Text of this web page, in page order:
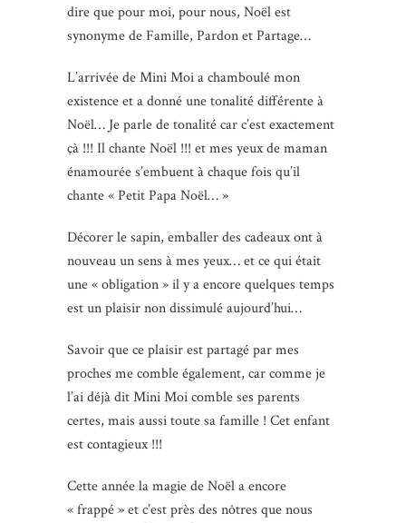
dire que pour moi, pour nous, Noël est
synonyme de Famille, Pardon et Partage…
L’arrivée de Mini Moi a chamboulé mon
existence et a donné une tonalité différente à
Noël… Je parle de tonalité car c’est exactement
çà !!! Il chante Noël !!! et mes yeux de maman
énamourée s’embuent à chaque fois qu’il
chante « Petit Papa Noël… »
Décorer le sapin, emballer des cadeaux ont à
nouveau un sens à mes yeux… et ce qui était
une « obligation » il y a encore quelques temps
est un plaisir non dissimulé aujourd’hui…
Savoir que ce plaisir est partagé par mes
proches me comble également, car comme je
l’ai déjà dit Mini Moi comble ses parents
certes, mais aussi toute sa famille ! Cet enfant
est contagieux !!!
Cette année la magie de Noël a encore
« frappé » et c’est près des nôtres que nous